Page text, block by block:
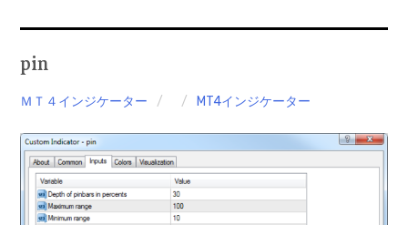
MT5EAﾀﾞｳﾝﾛｰﾄﾞ
MT5インジケーター
mqファイルをexファイルにする方法
pin
ＭＴ４インジケーター MT4インジケーター